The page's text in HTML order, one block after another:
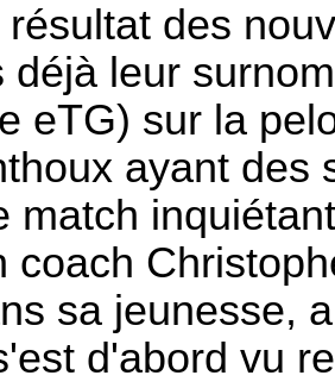
des
déjà leur
eTG) sur la
ayant des
match
coach
sa jeunesse,
d'abord vu